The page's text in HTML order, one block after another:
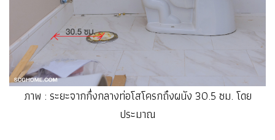
ภาพ : ระยะจากกึ่งกลางท่อโสโครกถึงผนัง 30.5 ซม. โดย
ประมาณ